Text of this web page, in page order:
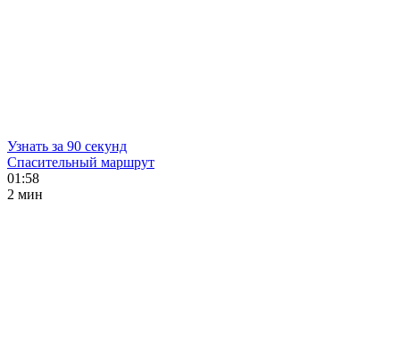
Узнать за 90 секунд
Спасительный маршрут
01:58
2 мин